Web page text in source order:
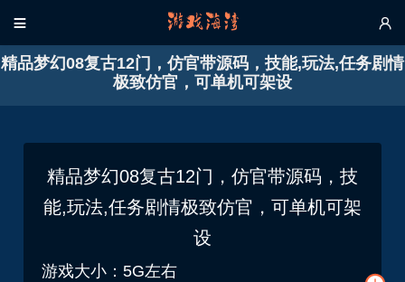
 
精品梦幻08复古12门，仿官带源码，技能,玩法,任务剧情
极致仿官，可单机可架设
精品梦幻08复古12门，仿官带源码，技
能,玩法,任务剧情极致仿官，可单机可架
设
游戏大小：5G左右